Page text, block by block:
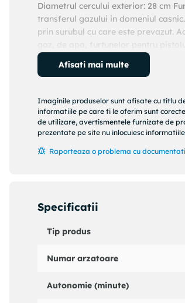
Diametrul cercului exterior: 28 cm
transferul gazului in domeniul
prin surubul cu care este prevazut.
gaz, de apa, furtunelor pentru
astfel incat sa reziste in timp fara
un accesoriu de nelipsit din trusa cu
confera o rezistenta si siguranta
iar ulterior pe amandoua la butelie
de 8 mm. Atentie: In cazul oricarei
deschideti usile si ferestrele. Daca
Intrucat gazul este mai greu decat
Afisati mai multe
Imaginile produselor sunt afisate cu titlu
informatiile pe care ti le oferim sunt
de utilizare, avertismentele furnizate de
prezentate pe site nu inlocuiesc
Raporteaza o problema cu
Specificatii
Tip produs
Numar arzatoare
Autonomie (minute)